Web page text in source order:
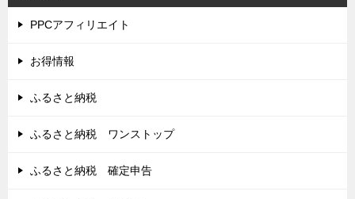
PPCアフィリエイト
お得情報
ふるさと納税
ふるさと納税 ワンストップ
ふるさと納税 確定申告